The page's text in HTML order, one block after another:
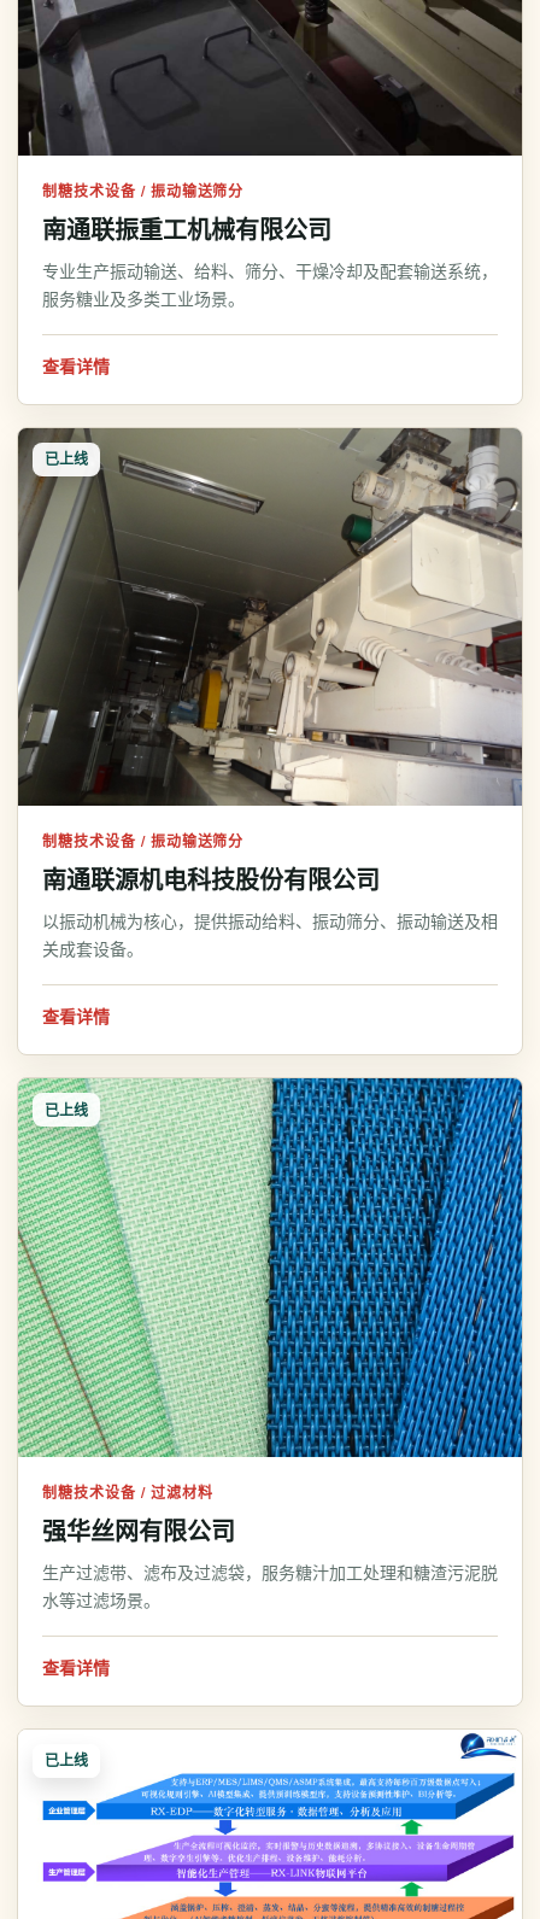
制糖技术设备 / 振动输送筛分
南通联振重工机械有限公司
专业生产振动输送、给料、筛分、干燥冷却及配套输送系统，
服务糖业及多类工业场景。
查看详情
已上线
制糖技术设备 / 振动输送筛分
南通联源机电科技股份有限公司
以振动机械为核心，提供振动给料、振动筛分、振动输送及相
关成套设备。
查看详情
已上线
制糖技术设备 / 过滤材料
强华丝网有限公司
生产过滤带、滤布及过滤袋，服务糖汁加工处理和糖渣污泥脱
水等过滤场景。
查看详情
已上线